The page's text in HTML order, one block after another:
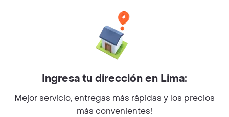
Top Marcas y Cadenas de Restaurantes
Encuéntranos en estos países
App Store Google play AppGallery
Ingresa tu dirección en Lima:
Mejor servicio, entregas más rápidas y los precios
más convenientes!